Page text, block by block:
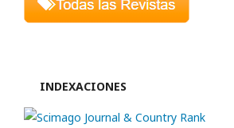
INDEXACIONES